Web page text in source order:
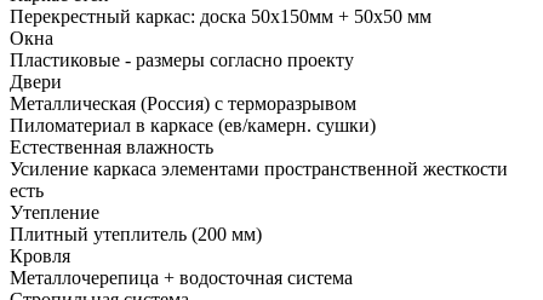
Перекрестный каркас: доска 50х150мм + 50х50 мм
Окна
Пластиковые - размеры согласно проекту
Двери
Металлическая (Россия) с терморазрывом
Пиломатериал в каркасе (ев/камерн. сушки)
Естественная влажность
Усиление каркаса элементами пространственной жесткости
есть
Утепление
Плитный утеплитель (200 мм)
Кровля
Металлочерепица + водосточная система